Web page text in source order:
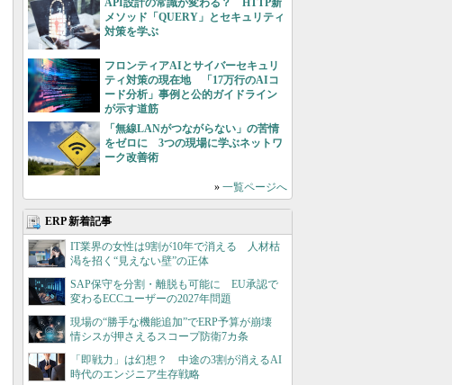
API設計の常識が変わる？ HTTP新
メソッド「QUERY」とセキュリティ
対策を学ぶ
フロンティアAIとサイバーセキュリ
ティ対策の現在地 「17万行のAIコ
ード分析」事例と公的ガイドライン
が示す道筋
「無線LANがつながらない」の苦情
をゼロに 3つの現場に学ぶネットワ
ーク改善術
» 一覧ページへ
ERP 新着記事
IT業界の女性は9割が10年で消える 人材枯
渇を招く“見えない壁”の正体
SAP保守を分割・離脱も可能に EU承認で
変わるECCユーザーの2027年問題
現場の“勝手な機能追加”でERP予算が崩壊
情シスが押さえるスコープ防衛7カ条
「即戦力」は幻想？ 中途の3割が消えるAI
時代のエンジニア生存戦略